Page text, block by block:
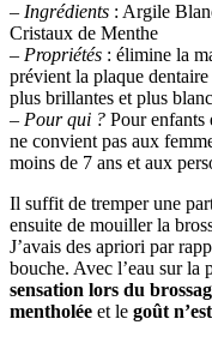
– Ingrédients : Argile
Cristaux de Menthe
– Propriétés : élimine la
prévient la plaque
plus brillantes et plus
– Pour qui ? Pour enfants
ne convient pas aux
moins de 7 ans et aux
Il suffit de tremper une
ensuite de mouiller la
J’avais des apriori par
bouche. Avec l’eau sur la
sensation lors du
mentholée et le goût